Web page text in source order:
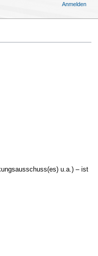
u.a.) – ist
Anmelden